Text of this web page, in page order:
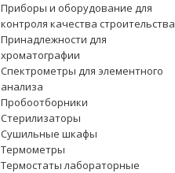
Приборы и оборудование для
контроля качества строительства
Принадлежности для
хроматографии
Спектрометры для элементного
анализа
Пробоотборники
Стерилизаторы
Сушильные шкафы
Термометры
Термостаты лабораторные